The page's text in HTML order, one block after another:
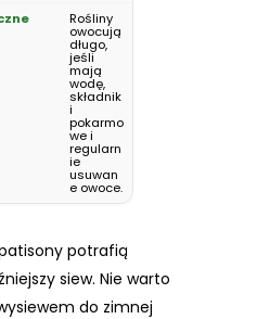
Rośliny
owocują
długo,
jeśli
mają
wodę,
składnik
i
pokarmo
we i
regularn
ie
usuwan
e owoce.
potrafią
siew. Nie warto
do zimnej